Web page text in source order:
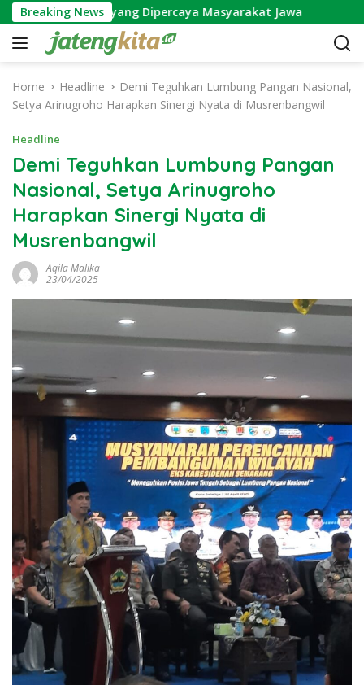
k
Breaking Newsyang Dipercaya Masyarakat Jawa
Home Headline
Demi Teguhkan Lumbung Pangan Nasional,
Setya Arinugroho Harapkan Sinergi Nyata di Musrenbangwil
Headline
Demi Teguhkan Lumbung Pangan
Nasional, Setya Arinugroho
Harapkan Sinergi Nyata di
Musrenbangwil
Aqila Malika
23/04/2025